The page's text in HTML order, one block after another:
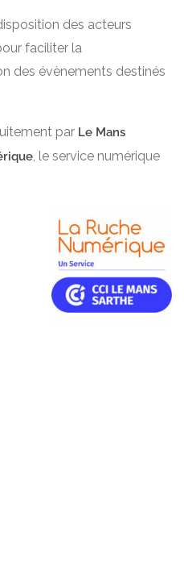
des acteurs
faciliter la
des évènements destinés
par Le Mans
, le service numérique